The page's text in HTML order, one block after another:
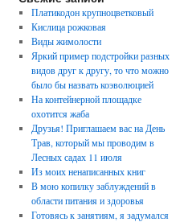
Платикодон крупноцветковый
Кислица рожковая
Виды жимолости
Яркий пример подстройки разных
видов друг к другу, то что можно
было бы назвать коэволюцией
На контейнерной площадке
охотится жаба
Друзья! Приглашаем вас на День
Трав, который мы проводим в
Лесных садах 11 июля
Из моих ненаписанных книг
В мою копилку заблуждений в
области питания и здоровья
Готовясь к занятиям, я задумался